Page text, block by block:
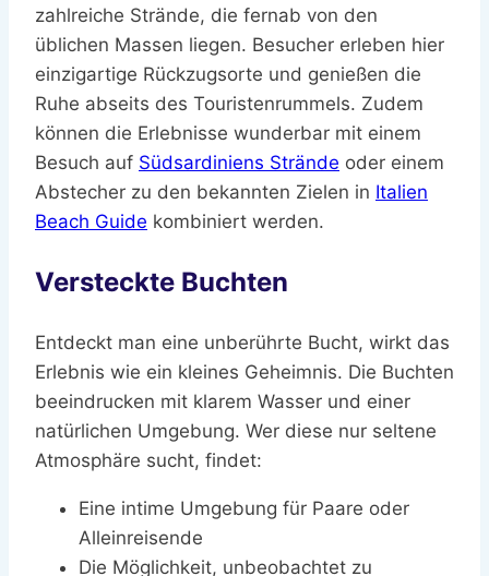
zahlreiche Strände, die fernab von den
üblichen Massen liegen. Besucher erleben hier
einzigartige Rückzugsorte und genießen die
Ruhe abseits des Touristenrummels. Zudem
können die Erlebnisse wunderbar mit einem
Besuch auf Südsardiniens Strände oder einem
Abstecher zu den bekannten Zielen in Italien
Beach Guide kombiniert werden.
Versteckte Buchten
Entdeckt man eine unberührte Bucht, wirkt das
Erlebnis wie ein kleines Geheimnis. Die Buchten
beeindrucken mit klarem Wasser und einer
natürlichen Umgebung. Wer diese nur seltene
Atmosphäre sucht, findet:
Eine intime Umgebung für Paare oder
Alleinreisende
Die Möglichkeit, unbeobachtet zu